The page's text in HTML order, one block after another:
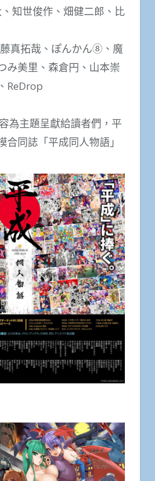
知世俊作、畑健二郎、比
真拓哉、ぽんかん⑧、魔
み美里、森倉円、山本崇
ReDrop
為主題呈獻給讀者們，平
合同誌「平成同人物語」